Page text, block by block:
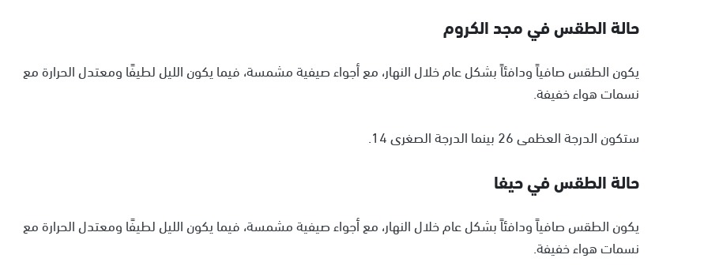
حالة الطقس في مجد الكروم
يكون الطقس صافياً ودافئاً بشكل عام خلال النهار، مع أجواء صيفية مشمسة، فيما يكون الليل لطيفًا ومعتدل الحرارة مع
نسمات هواء خفيفة.
ستكون الدرجة العظمى 26 بينما الدرجة الصغرى 14.
حالة الطقس في حيفا
يكون الطقس صافياً ودافئاً بشكل عام خلال النهار، مع أجواء صيفية مشمسة، فيما يكون الليل لطيفًا ومعتدل الحرارة مع
نسمات هواء خفيفة.